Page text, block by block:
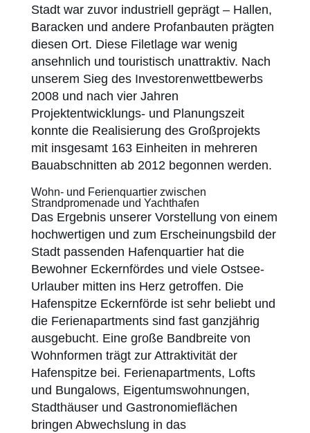
Stadt war zuvor industriell geprägt – Hallen,
Baracken und andere Profanbauten prägten
diesen Ort. Diese Filetlage war wenig
ansehnlich und touristisch unattraktiv. Nach
unserem Sieg des Investorenwettbewerbs
2008 und nach vier Jahren
Projektentwicklungs- und Planungszeit
konnte die Realisierung des Großprojekts
mit insgesamt 163 Einheiten in mehreren
Bauabschnitten ab 2012 begonnen werden.
Wohn- und Ferienquartier zwischen
Strandpromenade und Yachthafen
Das Ergebnis unserer Vorstellung von einem
hochwertigen und zum Erscheinungsbild der
Stadt passenden Hafenquartier hat die
Bewohner Eckernfördes und viele Ostsee-
Urlauber mitten ins Herz getroffen. Die
Hafenspitze Eckernförde ist sehr beliebt und
die Ferienapartments sind fast ganzjährig
ausgebucht. Eine große Bandbreite von
Wohnformen trägt zur Attraktivität der
Hafenspitze bei. Ferienapartments, Lofts
und Bungalows, Eigentumswohnungen,
Stadthäuser und Gastronomieflächen
bringen Abwechslung in das